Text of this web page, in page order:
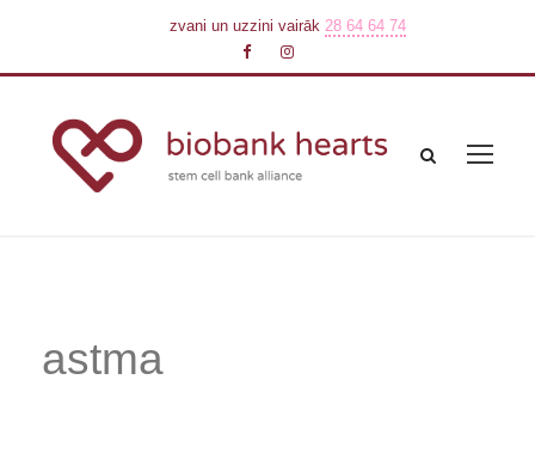
zvani un uzzini vairāk 28 64 64 74
astma